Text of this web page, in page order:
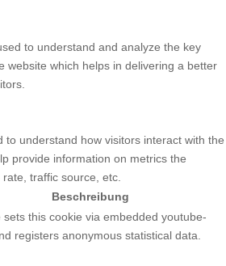
to understand and analyze the key
website which helps in delivering a better
to understand how visitors interact with the
provide information on metrics the
traffic source, etc.
Beschreibung
sets this cookie via embedded youtube-
registers anonymous statistical data.